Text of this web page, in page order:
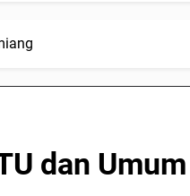
dan Umum